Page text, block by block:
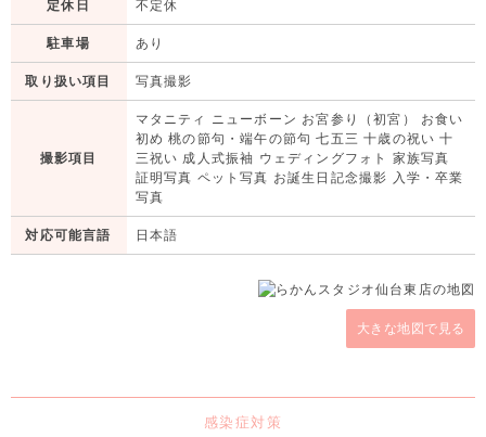
定休日 不定休
駐車場 あり
取り扱い項目 写真撮影
撮影項目
マタニティ ニューボーン お宮参り（初宮） お食い
初め 桃の節句・端午の節句 七五三 十歳の祝い 十
三祝い 成人式振袖 ウェディングフォト 家族写真
証明写真 ペット写真 お誕生日記念撮影 入学・卒業
写真
対応可能言語 日本語
大きな地図で見る
感染症対策